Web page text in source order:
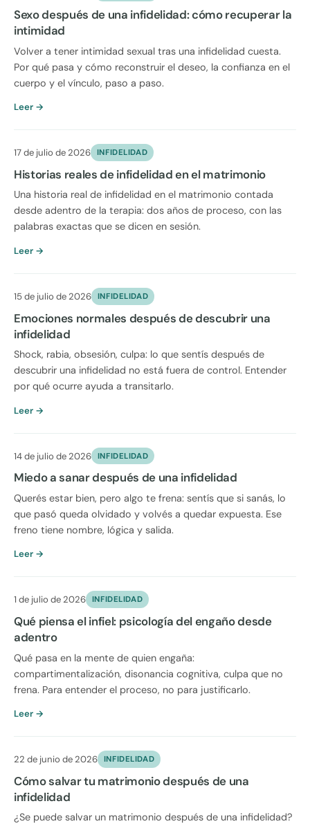
Sexo después de una infidelidad: cómo recuperar la
intimidad
Volver a tener intimidad sexual tras una infidelidad cuesta.
Por qué pasa y cómo reconstruir el deseo, la confianza en el
cuerpo y el vínculo, paso a paso.
Leer →
17 de julio de 2026 INFIDELIDAD
Historias reales de infidelidad en el matrimonio
Una historia real de infidelidad en el matrimonio contada
desde adentro de la terapia: dos años de proceso, con las
palabras exactas que se dicen en sesión.
Leer →
15 de julio de 2026 INFIDELIDAD
Emociones normales después de descubrir una
infidelidad
Shock, rabia, obsesión, culpa: lo que sentís después de
descubrir una infidelidad no está fuera de control. Entender
por qué ocurre ayuda a transitarlo.
Leer →
14 de julio de 2026 INFIDELIDAD
Miedo a sanar después de una infidelidad
Querés estar bien, pero algo te frena: sentís que si sanás, lo
que pasó queda olvidado y volvés a quedar expuesta. Ese
freno tiene nombre, lógica y salida.
Leer →
1 de julio de 2026 INFIDELIDAD
Qué piensa el infiel: psicología del engaño desde
adentro
Qué pasa en la mente de quien engaña:
compartimentalización, disonancia cognitiva, culpa que no
frena. Para entender el proceso, no para justificarlo.
Leer →
22 de junio de 2026 INFIDELIDAD
Cómo salvar tu matrimonio después de una
infidelidad
¿Se puede salvar un matrimonio después de una infidelidad?